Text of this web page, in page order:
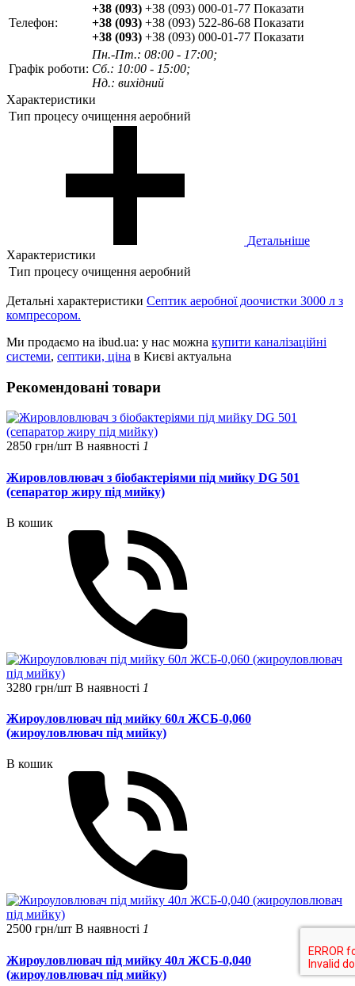
Телефон:
+38 (093) +38 (093) 000-01-77 Показати
+38 (093) +38 (093) 522-86-68 Показати
+38 (093) +38 (093) 000-01-77 Показати
Графік роботи:
Пн.-Пт.: 08:00 - 17:00;
Сб.: 10:00 - 15:00;
Нд.: вихідний
Характеристики
Тип процесу очищення аеробний
Детальніше
Характеристики
Тип процесу очищення аеробний
Детальні характеристики Септик аеробної доочистки 3000 л з
компресором.
Ми продаємо на ibud.ua: у нас можна купити каналізаційні
системи, септики, ціна в Києві актуальна
Рекомендовані товари
2850 грн/шт В наявності 1
Жировловлювач з біобактеріями під мийку DG 501
(сепаратор жиру під мийку)
В кошик
3280 грн/шт В наявності 1
Жироуловлювач під мийку 60л ЖСБ-0,060
(жироуловлювач під мийку)
В кошик
2500 грн/шт В наявності 1
Жироуловлювач під мийку 40л ЖСБ-0,040
(жироуловлювач під мийку)